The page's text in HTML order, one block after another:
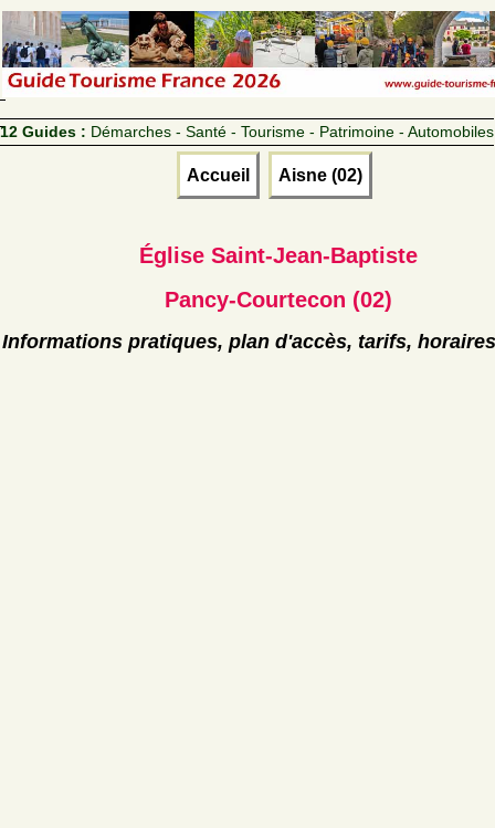
12 Guides : Démarches - Santé - Tourisme - Patrimoine - Automobiles
Accueil Aisne (02)
Église Saint-Jean-Baptiste
Pancy-Courtecon (02)
Informations pratiques, plan d'accès, tarifs, horaires